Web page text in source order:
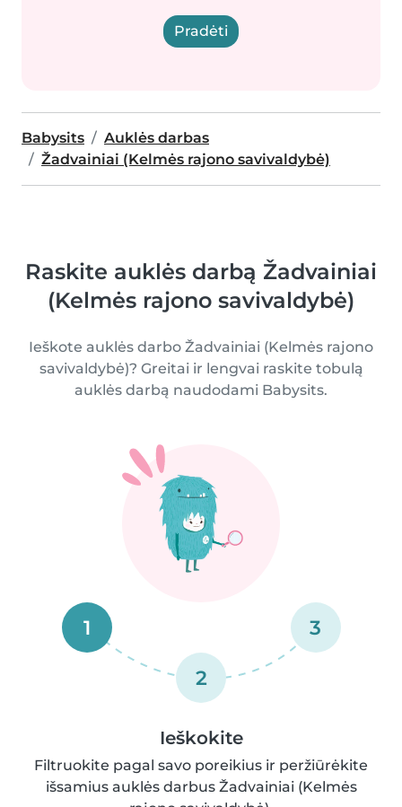
Pradėti
Babysits
Auklės darbas
Žadvainiai (Kelmės rajono savivaldybė)
Raskite auklės darbą Žadvainiai
(Kelmės rajono savivaldybė)
Ieškote auklės darbo Žadvainiai (Kelmės rajono
savivaldybė)? Greitai ir lengvai raskite tobulą
auklės darbą naudodami Babysits.
1
2
3
Ieškokite
Filtruokite pagal savo poreikius ir peržiūrėkite
išsamius auklės darbus Žadvainiai (Kelmės